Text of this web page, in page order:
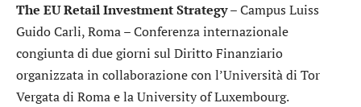
The EU Retail Investment Strategy– Campus Luiss
Guido Carli, Roma – Conferenza internazionale
congiunta di due giorni sul Diritto Finanziario
organizzata in collaborazione con l’Università di Tor
Vergata di Roma e la University of Luxembourg.